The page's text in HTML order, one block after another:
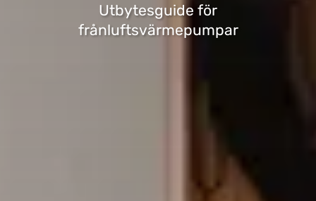
Utbytesguide för
frånluftsvärmepumpar